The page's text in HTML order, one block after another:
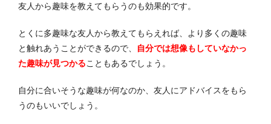
友人から趣味を教えてもらうのも効果的です。
とくに多趣味な友人から教えてもらえれば、より多くの趣味
と触れあうことができるので、
自分では想像もしていなかっ
た趣味が見つかることもあるでしょう。
自分に合いそうな趣味が何なのか、友人にアドバイスをもら
うのもいいでしょう。